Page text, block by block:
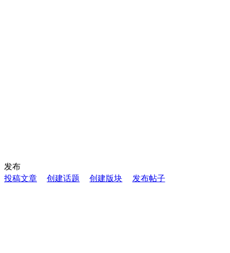
发布
投稿文章
创建话题 创建版块 发布帖子